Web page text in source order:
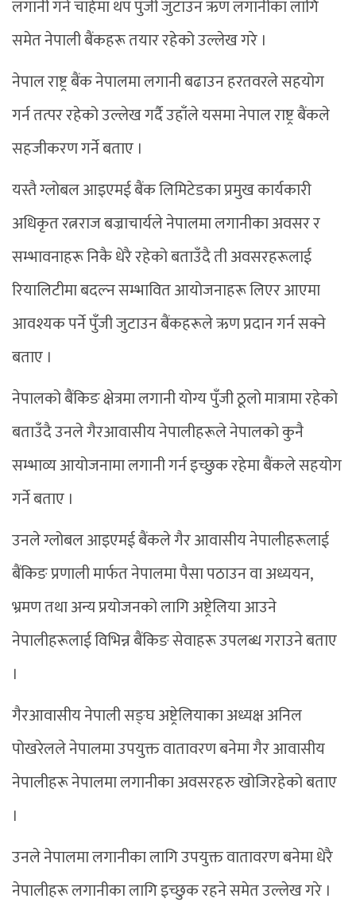
लगानी गर्न चाहेमा थप पुँजी जुटाउन ऋण लगानीका लागि
समेत नेपाली बैंकहरू तयार रहेको उल्लेख गरे ।
नेपाल राष्ट्र बैंक नेपालमा लगानी बढाउन हरतवरले सहयोग
गर्न तत्पर रहेको उल्लेख गर्दै उहाँले यसमा नेपाल राष्ट्र बैंकले
सहजीकरण गर्ने बताए ।
यस्तै ग्लोबल आइएमई बैंक लिमिटेडका प्रमुख कार्यकारी
अधिकृत रत्नराज बज्राचार्यले नेपालमा लगानीका अवसर र
सम्भावनाहरू निकै धेरै रहेको बताउँदै ती अवसरहरूलाई
रियालिटीमा बदल्न सम्भावित आयोजनाहरू लिएर आएमा
आवश्यक पर्ने पुँजी जुटाउन बैंकहरूले ऋण प्रदान गर्न सक्ने
बताए ।
नेपालको बैंकिङ क्षेत्रमा लगानी योग्य पुँजी ठूलो मात्रामा रहेको
बताउँदै उनले गैरआवासीय नेपालीहरूले नेपालको कुनै
सम्भाव्य आयोजनामा लगानी गर्न इच्छुक रहेमा बैंकले सहयोग
गर्ने बताए ।
उनले ग्लोबल आइएमई बैंकले गैर आवासीय नेपालीहरूलाई
बैंकिङ प्रणाली मार्फत नेपालमा पैसा पठाउन वा अध्ययन,
भ्रमण तथा अन्य प्रयोजनको लागि अष्ट्रेलिया आउने
नेपालीहरूलाई विभिन्न बैंकिङ सेवाहरू उपलब्ध गराउने बताए
।
गैरआवासीय नेपाली सङ्घ अष्ट्रेलियाका अध्यक्ष अनिल
पोखरेलले नेपालमा उपयुक्त वातावरण बनेमा गैर आवासीय
नेपालीहरू नेपालमा लगानीका अवसरहरु खोजिरहेको बताए
।
उनले नेपालमा लगानीका लागि उपयुक्त वातावरण बनेमा धेरै
नेपालीहरू लगानीका लागि इच्छुक रहने समेत उल्लेख गरे ।